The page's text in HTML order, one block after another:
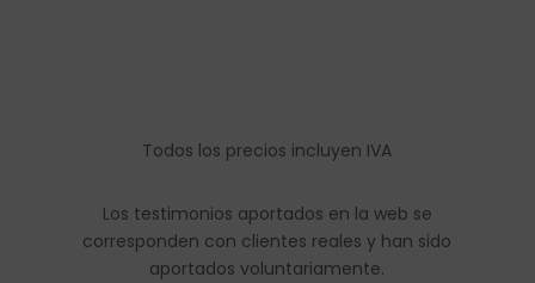
Todos los precios incluyen IVA
Los testimonios aportados en la web se
corresponden con clientes reales y han sido
aportados voluntariamente.